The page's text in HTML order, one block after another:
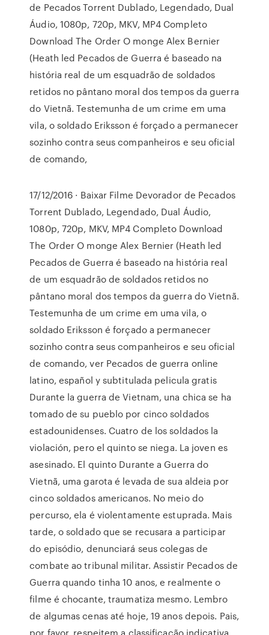
de Pecados Torrent Dublado, Legendado, Dual
Áudio, 1080p, 720p, MKV, MP4 Completo
Download The Order O monge Alex Bernier
(Heath led Pecados de Guerra é baseado na
história real de um esquadrão de soldados
retidos no pântano moral dos tempos da guerra
do Vietnã. Testemunha de um crime em uma
vila, o soldado Eriksson é forçado a permanecer
sozinho contra seus companheiros e seu oficial
de comando,
17/12/2016 · Baixar Filme Devorador de Pecados
Torrent Dublado, Legendado, Dual Áudio,
1080p, 720p, MKV, MP4 Completo Download
The Order O monge Alex Bernier (Heath led
Pecados de Guerra é baseado na história real
de um esquadrão de soldados retidos no
pântano moral dos tempos da guerra do Vietnã.
Testemunha de um crime em uma vila, o
soldado Eriksson é forçado a permanecer
sozinho contra seus companheiros e seu oficial
de comando, ver Pecados de guerra online
latino, español y subtitulada pelicula gratis
Durante la guerra de Vietnam, una chica se ha
tomado de su pueblo por cinco soldados
estadounidenses. Cuatro de los soldados la
violación, pero el quinto se niega. La joven es
asesinado. El quinto Durante a Guerra do
Vietnã, uma garota é levada de sua aldeia por
cinco soldados americanos. No meio do
percurso, ela é violentamente estuprada. Mais
tarde, o soldado que se recusara a participar
do episódio, denunciará seus colegas de
combate ao tribunal militar. Assistir Pecados de
Guerra quando tinha 10 anos, e realmente o
filme é chocante, traumatiza mesmo. Lembro
de algumas cenas até hoje, 19 anos depois. Pais,
por favor, respeitem a classificação indicativa